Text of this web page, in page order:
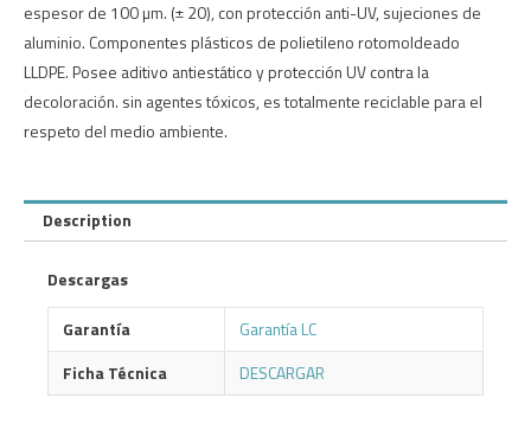
espesor de 100 µm. (± 20), con protección anti-UV, sujeciones de
aluminio. Componentes plásticos de polietileno rotomoldeado
LLDPE. Posee aditivo antiestático y protección UV contra la
decoloración. sin agentes tóxicos, es totalmente reciclable para el
respeto del medio ambiente.
Description
Descargas
Garantía
Garantía LC
Ficha Técnica
DESCARGAR